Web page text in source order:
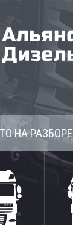
НА РАЗБОРЕ